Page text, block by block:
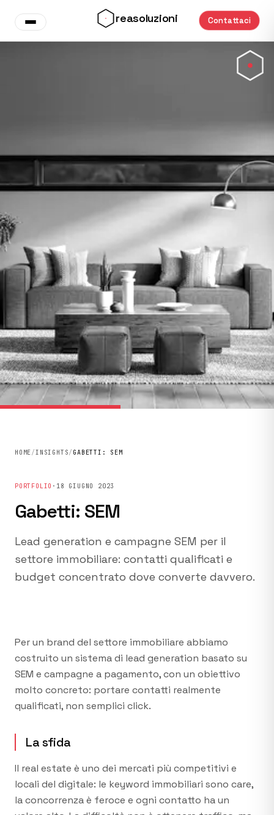
Vai al contenuto principale
reasoluzioni Contattaci
HOME/INSIGHTS/ GABETTI: SEM
PORTFOLIO · 18 GIUGNO 2023
Gabetti: SEM
Lead generation e campagne SEM per il
settore immobiliare: contatti qualificati e
budget concentrato dove converte davvero.
Per un brand del settore immobiliare abbiamo
costruito un sistema di lead generation basato su
SEM e campagne a pagamento, con un obiettivo
molto concreto: portare contatti realmente
qualificati, non semplici click.
La sfida
Il real estate è uno dei mercati più competitivi e
locali del digitale: le keyword immobiliari sono care,
la concorrenza è feroce e ogni contatto ha un